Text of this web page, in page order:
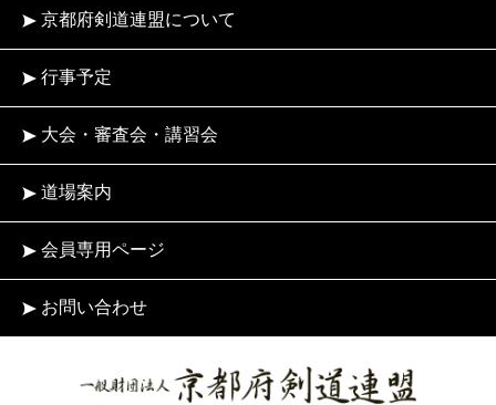
京都府剣道連盟について
行事予定
大会・審査会・講習会
道場案内
会員専用ページ
お問い合わせ